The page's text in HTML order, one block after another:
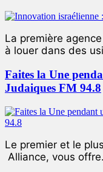
La première
à louer dans des
Faites la Une
Judaiques FM 94.8
Le premier et le
Alliance, vous